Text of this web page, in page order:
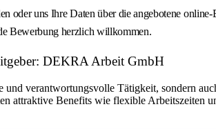
oder uns Ihre Daten über die angebotene
Bewerbung herzlich willkommen.
DEKRA Arbeit GmbH
verantwortungsvolle Tätigkeit, sondern
attraktive Benefits wie flexible Arbeitszeiten